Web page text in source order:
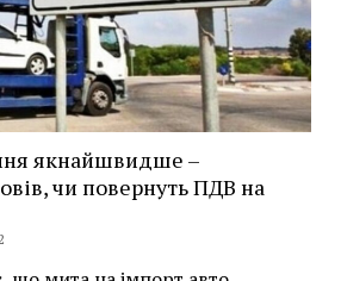
якнайшвидше –
чи повернуть ПДВ на